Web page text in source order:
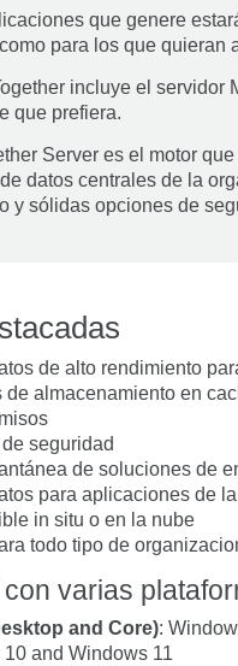
que genere
para los que
incluye el servidor
que prefiera.
Server es el motor
datos centrales de la
y sólidas opciones de
de alto rendimiento
almacenamiento en
seguridad
de soluciones de
para aplicaciones de
in situ o en la nube
todo tipo de
varias
and Core):
and Windows 11